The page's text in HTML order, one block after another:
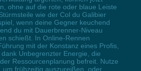
ohne auf die rote oder blaue Leiste
wie der Col du Galibier
wenn deine Gegner keuchend
du mit Dauerbrenner-Niveau
schießt. In Online-Rennen
mit der Konstanz eines Profis,
Unbegrenzter Energie, die
Ressourcenplanung befreit. Nutze
um frühzeitig auszureißen, oder